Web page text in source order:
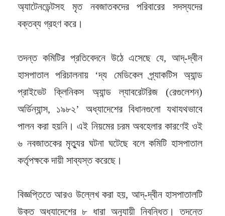
অ্যাটেনডেন্টসহ মৃত নবজাতকদের পরিবারের সদস্যদের
বক্তব্য গ্রহণ করে।
তদন্ত কমিটির প্রতিবেদনে উঠে এসেছে যে, আদ্-দ্বীন
হাসপাতাল পরিচালনায় ‘দ্য মেডিকেল প্র্যাকটিস অ্যান্ড
প্রাইভেট ক্লিনিকস অ্যান্ড ল্যাবরেটরিজ (রেগুলেশন)
অর্ডিন্যান্স, ১৯৮২’ অধ্যাদেশের বিধানগুলো যথাযথভাবে
পালন করা হয়নি। এই নিয়মের চরম অবহেলার কারণেই ওই
৬ নবজাতকের মৃত্যুর ঘটনা ঘটেছে বলে কমিটি হাসপাতাল
কর্তৃপক্ষকে দায়ী সাব্যস্ত করেছে।
বিজ্ঞপ্তিতে আরও উল্লেখ করা হয়, আদ্-দ্বীন হাসপাতালটি
উক্ত অধ্যাদেশের ৮ ধারা অনুযায়ী নিবন্ধিত। তদন্তে